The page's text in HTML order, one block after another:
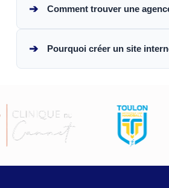
➔ Comment trouver une
➔ Pourquoi créer un site